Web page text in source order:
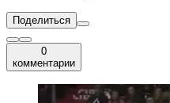
Поделиться
0
комментарии